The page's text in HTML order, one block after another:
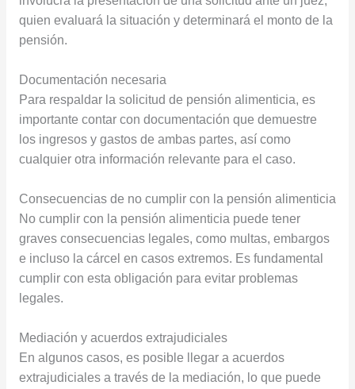
quien evaluará la situación y determinará el monto de la
pensión.
Documentación necesaria
Para respaldar la solicitud de pensión alimenticia, es
importante contar con documentación que demuestre
los ingresos y gastos de ambas partes, así como
cualquier otra información relevante para el caso.
Consecuencias de no cumplir con la pensión alimenticia
No cumplir con la pensión alimenticia puede tener
graves consecuencias legales, como multas, embargos
e incluso la cárcel en casos extremos. Es fundamental
cumplir con esta obligación para evitar problemas
legales.
Mediación y acuerdos extrajudiciales
En algunos casos, es posible llegar a acuerdos
extrajudiciales a través de la mediación, lo que puede